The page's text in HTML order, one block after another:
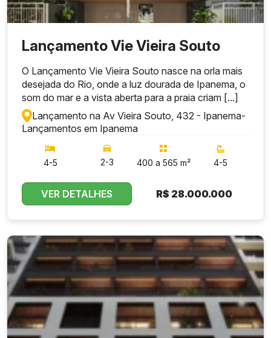
Lançamento Vie Vieira Souto
O Lançamento Vie Vieira Souto nasce na orla mais
desejada do Rio, onde a luz dourada de Ipanema, o
som do mar e a vista aberta para a praia criam [...]
Lançamento na Av Vieira Souto, 432 - Ipanema-
Lançamentos em Ipanema
4-5 2-3 400 a 565 m² 4-5
VER DETALHES R$ 28.000.000